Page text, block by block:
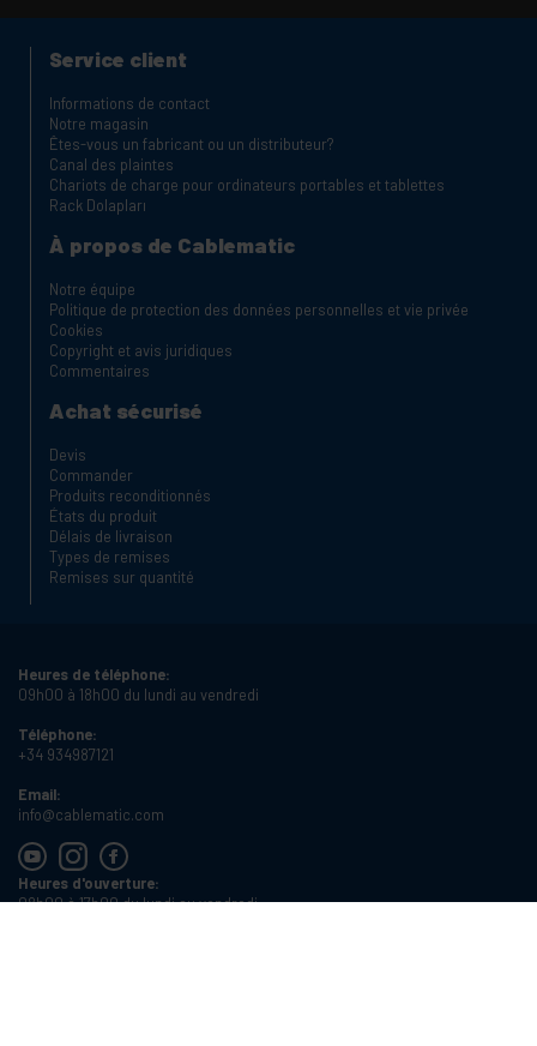
Service client
Informations de contact
Notre magasin
Êtes-vous un fabricant ou un distributeur?
Canal des plaintes
Chariots de charge pour ordinateurs portables et tablettes
Rack Dolapları
À propos de Cablematic
Notre équipe
Politique de protection des données personnelles et vie privée
Cookies
Copyright et avis juridiques
Commentaires
Achat sécurisé
Devis
Commander
Produits reconditionnés
États du produit
Délais de livraison
Types de remises
Remises sur quantité
Heures de téléphone:
09h00 à 18h00 du lundi au vendredi
Téléphone:
+34 934987121
Email:
info@cablematic.com
Heures d'ouverture:
08h00 à 17h00 du lundi au vendredi